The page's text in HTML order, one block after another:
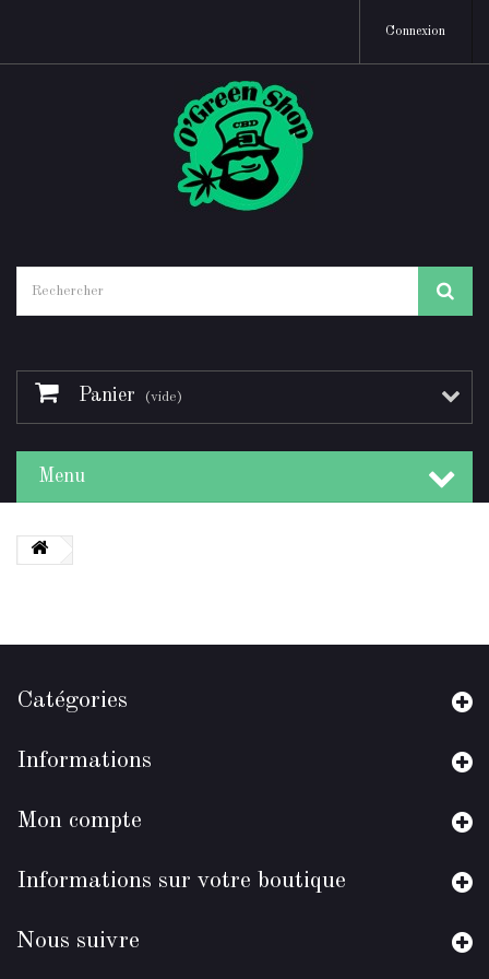
Connexion
Panier (vide)
Menu
Catégories
Informations
Mon compte
Informations sur votre boutique
Nous suivre